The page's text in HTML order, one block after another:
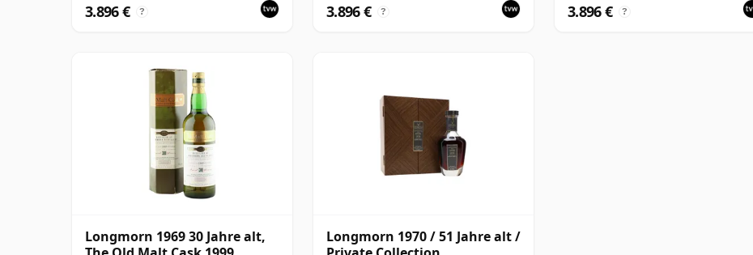
3.896 € ? 3.896 € ? 3.896 € ?
Longmorn 1969 30 Jahre alt,
Longmorn 1970 / 51 Jahre alt /